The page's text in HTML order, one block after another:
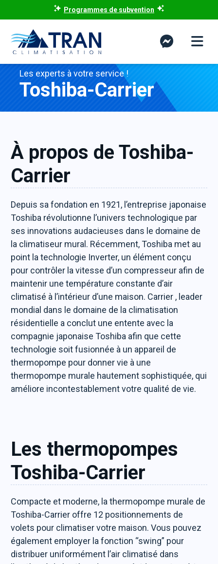
Programmes de subvention
Les experts à votre service !
Toshiba-Carrier
À propos de Toshiba-
Carrier
Depuis sa fondation en 1921, l’entreprise japonaise
Toshiba révolutionne l’univers technologique par
ses innovations audacieuses dans le domaine de
la climatiseur mural. Récemment, Toshiba met au
point la technologie Inverter, un élément conçu
pour contrôler la vitesse d’un compresseur afin de
maintenir une température constante d’air
climatisé à l’intérieur d’une maison. Carrier , leader
mondial dans le domaine de la climatisation
résidentielle a conclut une entente avec la
compagnie japonaise Toshiba afin que cette
technologie soit fusionnée à un appareil de
thermopompe pour donner vie à une
thermopompe murale hautement sophistiquée, qui
améliore incontestablement votre qualité de vie.
Les thermopompes
Toshiba-Carrier
Compacte et moderne, la thermopompe murale de
Toshiba-Carrier offre 12 positionnements de
volets pour climatiser votre maison. Vous pouvez
également employer la fonction “swing” pour
distribuer uniformément l’air climatisé dans